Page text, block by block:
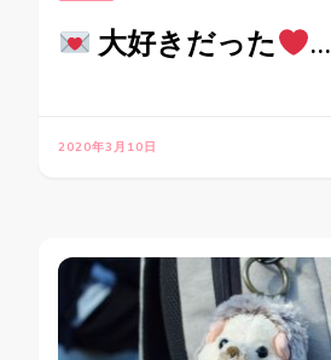
大好きだった …
2020年3月10日